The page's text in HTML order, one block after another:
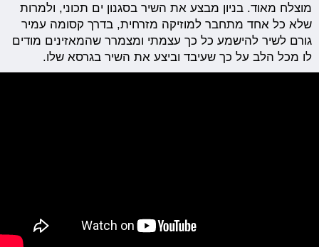
מוצלח מאוד. בניון מבצע את השיר בסגנון ים תכוני, ולמרות
שלא כל אחד מתחבר למוזיקה מזרחית, בדרך קסומה עמיר
גורם לשיר להישמע כל כך עצמתי ומצמרר שהמאזינים מודים
לו מכל הלב על כך שעיבד וביצע את השיר בגרסא שלו.